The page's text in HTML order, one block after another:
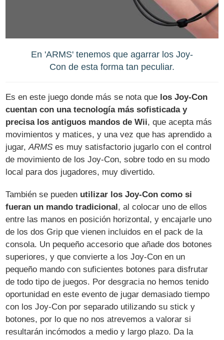
En 'ARMS' tenemos que agarrar los Joy-
Con de esta forma tan peculiar.
Es en este juego donde más se nota que los Joy-Con
cuentan con una tecnología más sofisticada y
precisa los antiguos mandos de Wii, que acepta más
movimientos y matices, y una vez que has aprendido a
jugar,ARMS es muy satisfactorio jugarlo con el control
de movimiento de los Joy-Con, sobre todo en su modo
local para dos jugadores, muy divertido.
También se pueden utilizar los Joy-Con como si
fueran un mando tradicional, al colocar uno de ellos
entre las manos en posición horizontal, y encajarle uno
de los dos Grip que vienen incluidos en el pack de la
consola. Un pequeño accesorio que añade dos botones
superiores, y que convierte a los Joy-Con en un
pequeño mando con suficientes botones para disfrutar
de todo tipo de juegos. Por desgracia no hemos tenido
oportunidad en este evento de jugar demasiado tiempo
con los Joy-Con por separado utilizando su stick y
botones, por lo que no nos atrevemos a valorar si
resultarán incómodos a medio y largo plazo. Da la